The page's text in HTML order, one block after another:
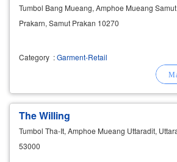
Tumbol Bang Mueang, Amphoe Mueang Samut
Prakarn, Samut Prakan 10270
Category :Garment-Retail
The Willing
Tumbol Tha-It, Amphoe Mueang Uttaradit,
53000